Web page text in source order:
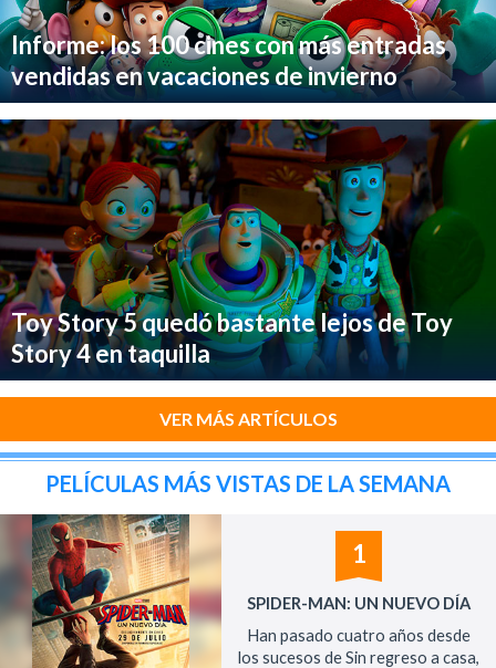
Informe: los 100 cines con más entradas
vendidas en vacaciones de invierno
Toy Story 5 quedó bastante lejos de Toy
Story 4 en taquilla
VER MÁS ARTÍCULOS
PELÍCULAS MÁS VISTAS DE LA SEMANA
1
SPIDER-MAN: UN NUEVO DÍA
Han pasado cuatro años desde
los sucesos de Sin regreso a casa,